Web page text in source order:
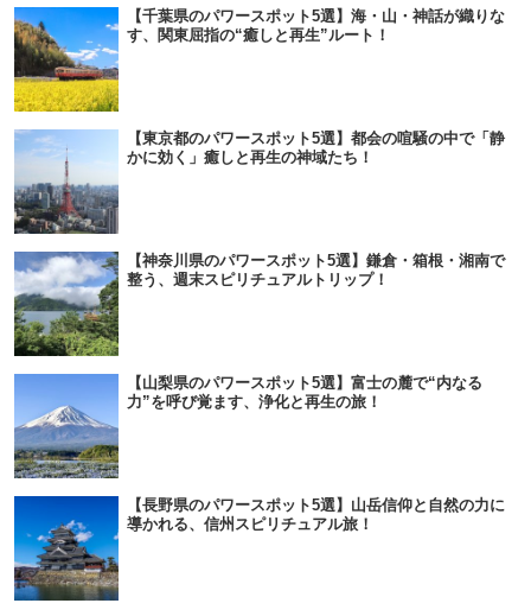
【千葉県のパワースポット5選】海・山・神話が織りな
す、関東屈指の“癒しと再生”ルート！
【東京都のパワースポット5選】都会の喧騒の中で「静
かに効く」癒しと再生の神域たち！
【神奈川県のパワースポット5選】鎌倉・箱根・湘南で
整う、週末スピリチュアルトリップ！
【山梨県のパワースポット5選】富士の麓で“内なる
力”を呼び覚ます、浄化と再生の旅！
【長野県のパワースポット5選】山岳信仰と自然の力に
導かれる、信州スピリチュアル旅！